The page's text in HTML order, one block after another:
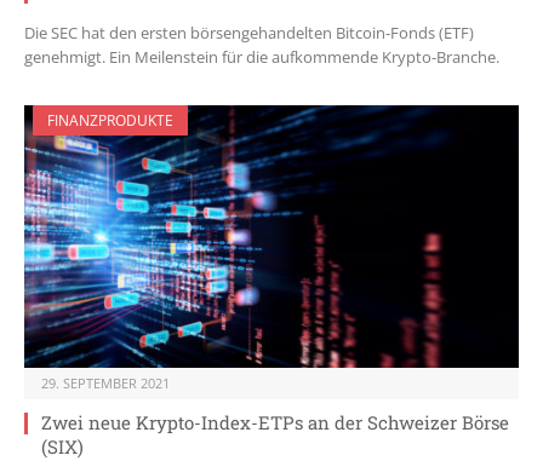
Die SEC hat den ersten börsengehandelten Bitcoin-Fonds (ETF)
genehmigt. Ein Meilenstein für die aufkommende Krypto-Branche.
FINANZPRODUKTE
29. SEPTEMBER 2021
Zwei neue Krypto-Index-ETPs an der Schweizer Börse
(SIX)